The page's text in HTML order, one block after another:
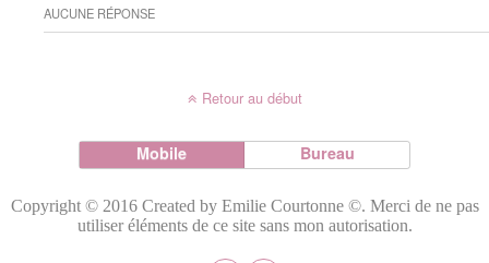
AUCUNE RÉPONSE
Retour au début
Mobile Bureau
Copyright © 2016 Created by Emilie Courtonne ©. Merci de ne pas
utiliser éléments de ce site sans mon autorisation.